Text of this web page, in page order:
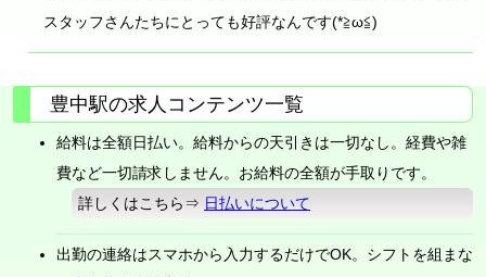
スタッフさんたちにとっても好評なんです(*≧ω≦)
豊中駅の求人コンテンツ一覧
給料は全額日払い。給料からの天引きは一切なし。経費や雑
費など一切請求しません。お給料の全額が手取りです。
詳しくはこちら⇒ 日払いについて
出勤の連絡はスマホから入力するだけでOK。シフトを組まな